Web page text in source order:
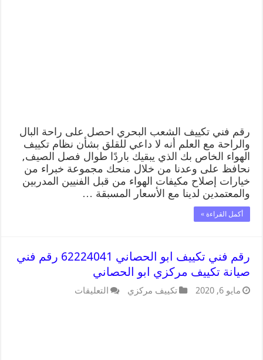
رقم فني تكييف الشعب البحري احصل على راحة البال
والراحة مع العلم أنه لا داعي للقلق بشأن نظام تكييف
الهواء الخاص بك الذي يبقيك باردًا طوال فصل الصيف,
نحافظ على وعدنا من خلال منحك مجموعة خبراء من
خيارات إصلاح مكيفات الهواء من قبل الفنيين المدربين
والمعتمدين لدينا مع الأسعار المسبقة …
أكمل القراءة »
رقم فني تكييف ابو الحصاني 62224041 رقم فني
صيانة تكييف مركزي ابو الحصاني
مايو 6, 2020 تكييف مركزي التعليقات